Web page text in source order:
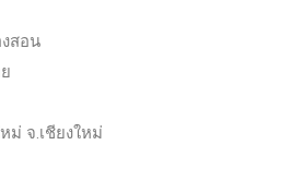
สอน
ม่ จ.เชียงใหม่